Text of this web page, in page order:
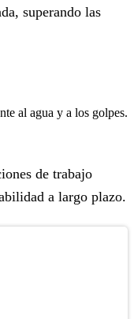
superando las
al agua y a los golpes.
de trabajo
a largo plazo.